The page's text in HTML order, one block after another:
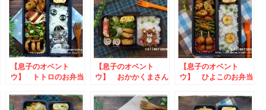
【息子のオベント
ウ】 トトロのお弁当
【息子のオベント
ウ】 おかかくまさん
【息子のオベント
ウ】 ひよこのお弁当